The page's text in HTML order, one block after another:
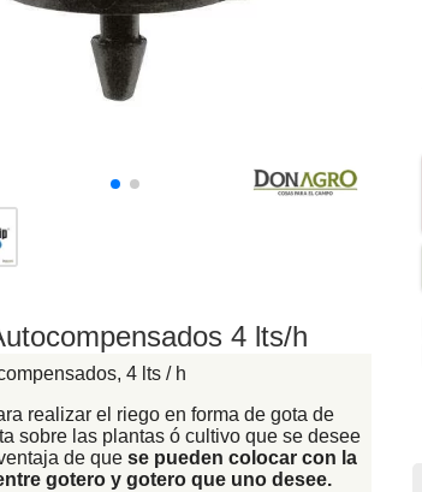
4 lts/h
4 lts / h
realizar el riego en forma de gota de
sobre las plantas ó cultivo que se desee
de quese pueden colocar con la
gotero y gotero que uno desee.